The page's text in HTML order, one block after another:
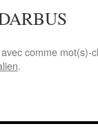
comme mot(s)-
.